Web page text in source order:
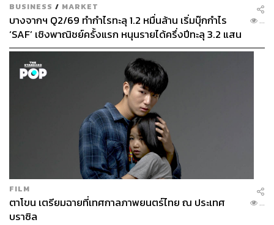
BUSINESS / MARKET
บางจากฯ Q2/69 ทำกำไรทะลุ 1.2 หมื่นล้าน เริ่มบุ๊กกำไร
‘SAF’ เชิงพาณิชย์ครั้งแรก หนุนรายได้ครึ่งปีทะลุ 3.2 แสน
ล้าน
...
FILM
ตาโขน เตรียมฉายที่เทศกาลภาพยนตร์ไทย ณ ประเทศ
บราซิล
...